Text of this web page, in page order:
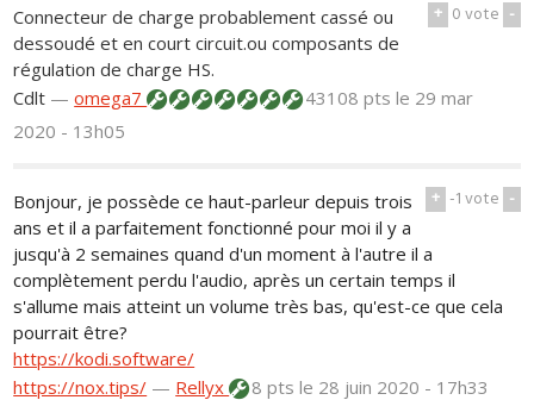
+ 0vote -
Connecteur de charge probablement cassé ou
dessoudé et en court circuit.ou composants de
régulation de charge HS.
Cdlt —omega7 43108 ptsle 29 mar
2020 - 13h05
+ -1vote -
Bonjour, je possède ce haut-parleur depuis trois
ans et il a parfaitement fonctionné pour moi il y a
jusqu'à 2 semaines quand d'un moment à l'autre il a
complètement perdu l'audio, après un certain temps il
s'allume mais atteint un volume très bas, qu'est-ce que cela
pourrait être?
https://kodi.software/
https://nox.tips/ — Rellyx 8 ptsle 28 juin 2020 - 17h33